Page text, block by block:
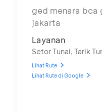
ged menara bca
jakarta
Layanan
Setor Tunai, Tarik
Lihat Rute
Lihat Rute di Google